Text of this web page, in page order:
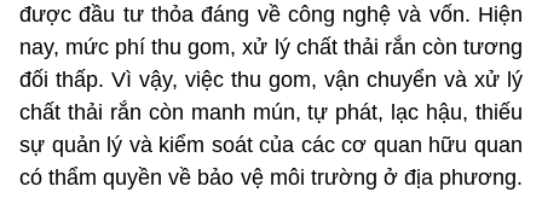
được đầu tư thỏa đáng về công nghệ và vốn. Hiện
nay, mức phí thu gom, xử lý chất thải rắn còn tương
đối thấp. Vì vậy, việc thu gom, vận chuyển và xử lý
chất thải rắn còn manh mún, tự phát, lạc hậu, thiếu
sự quản lý và kiểm soát của các cơ quan hữu quan
có thẩm quyền về bảo vệ môi trường ở địa phương.